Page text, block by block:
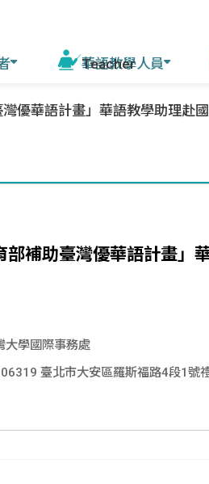
華語教學人員
國內外徵才
優華語計畫」華語教學助理赴
部補助臺灣優華語計畫」
大學國際事務處
臺北市大安區羅斯福路4段1號